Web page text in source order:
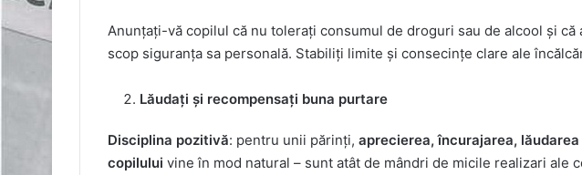
Anunțați-vă copilul că nu tolerați consumul de droguri sau de alcool și că
scop siguranța sa personală. Stabiliți limite și consecințe clare ale
Lăudați și recompensați buna purtare
Disciplina pozitivă: pentru unii părinți, aprecierea, încurajarea,
copilului vine în mod natural – sunt atât de mândri de micile realizari ale